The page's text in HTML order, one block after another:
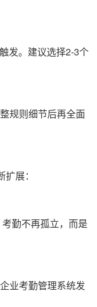
发。建议选择2-3个
规则细节后再全面
展：
勤不再孤立，而是
业考勤管理系统发